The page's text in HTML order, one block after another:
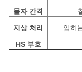
물자 간격
지상 처리 입히
HS 부호